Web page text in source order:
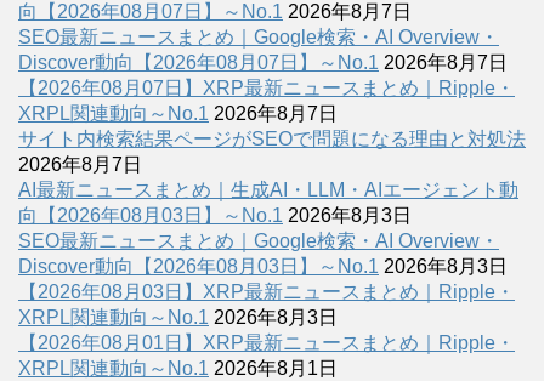
向【2026年08月07日】～No.1 2026年8月7日
SEO最新ニュースまとめ｜Google検索・AI Overview・
Discover動向【2026年08月07日】～No.1 2026年8月7日
【2026年08月07日】XRP最新ニュースまとめ｜Ripple・
XRPL関連動向～No.1 2026年8月7日
サイト内検索結果ページがSEOで問題になる理由と対処法
2026年8月7日
AI最新ニュースまとめ｜生成AI・LLM・AIエージェント動
向【2026年08月03日】～No.1 2026年8月3日
SEO最新ニュースまとめ｜Google検索・AI Overview・
Discover動向【2026年08月03日】～No.1 2026年8月3日
【2026年08月03日】XRP最新ニュースまとめ｜Ripple・
XRPL関連動向～No.1 2026年8月3日
【2026年08月01日】XRP最新ニュースまとめ｜Ripple・
XRPL関連動向～No.1 2026年8月1日